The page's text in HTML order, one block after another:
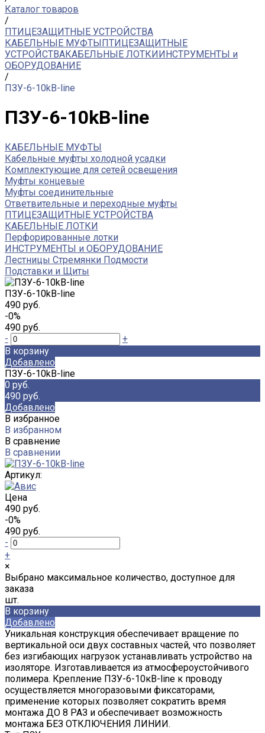
Каталог товаров
/
ПТИЦЕЗАЩИТНЫЕ УСТРОЙСТВА
КАБЕЛЬНЫЕ МУФТЫПТИЦЕЗАЩИТНЫЕ
УСТРОЙСТВАКАБЕЛЬНЫЕ ЛОТКИИНСТРУМЕНТЫ и
ОБОРУДОВАНИЕ
/
ПЗУ-6-10kB-line
ПЗУ-6-10kB-line
КАБЕЛЬНЫЕ МУФТЫ
Кабельные муфты холодной усадки
Комплектующие для сетей освещения
Муфты концевые
Муфты соединительные
Ответвительные и переходные муфты
ПТИЦЕЗАЩИТНЫЕ УСТРОЙСТВА
КАБЕЛЬНЫЕ ЛОТКИ
Перфорированные лотки
ИНСТРУМЕНТЫ и ОБОРУДОВАНИЕ
Лестницы Стремянки Подмости
Подставки и Щиты
ПЗУ-6-10kB-line
490 руб.
-0%
490 руб.
-
+
В корзину
Добавлено
ПЗУ-6-10kB-line
0 руб.
490 руб.
Добавлено
В избранное
В избранном
В сравнение
В сравнении
Артикул:
Цена
490 руб.
-0%
490 руб.
-
+
×
Выбрано максимальное количество, доступное для
заказа
шт.
В корзину
Добавлено
Уникальная конструкция обеспечивает вращение по
вертикальной оси двух составных частей, что позволяет
без изгибающих нагрузок устанавливать устройство на
изоляторе. Изготавливается из атмосфероустойчивого
полимера. Крепление ПЗУ-6-10кВ-line к проводу
осуществляется многоразовыми фиксаторами,
применение которых позволяет сократить время
монтажа ДО 8 РАЗ и обеспечивает возможность
монтажа БЕЗ ОТКЛЮЧЕНИЯ ЛИНИИ.